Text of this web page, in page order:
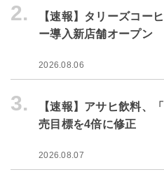
2.
【速報】タリーズコー
ー導入新店舗オープン
2026.08.06
3.
【速報】アサヒ飲料
売目標を4倍に修正
2026.08.07